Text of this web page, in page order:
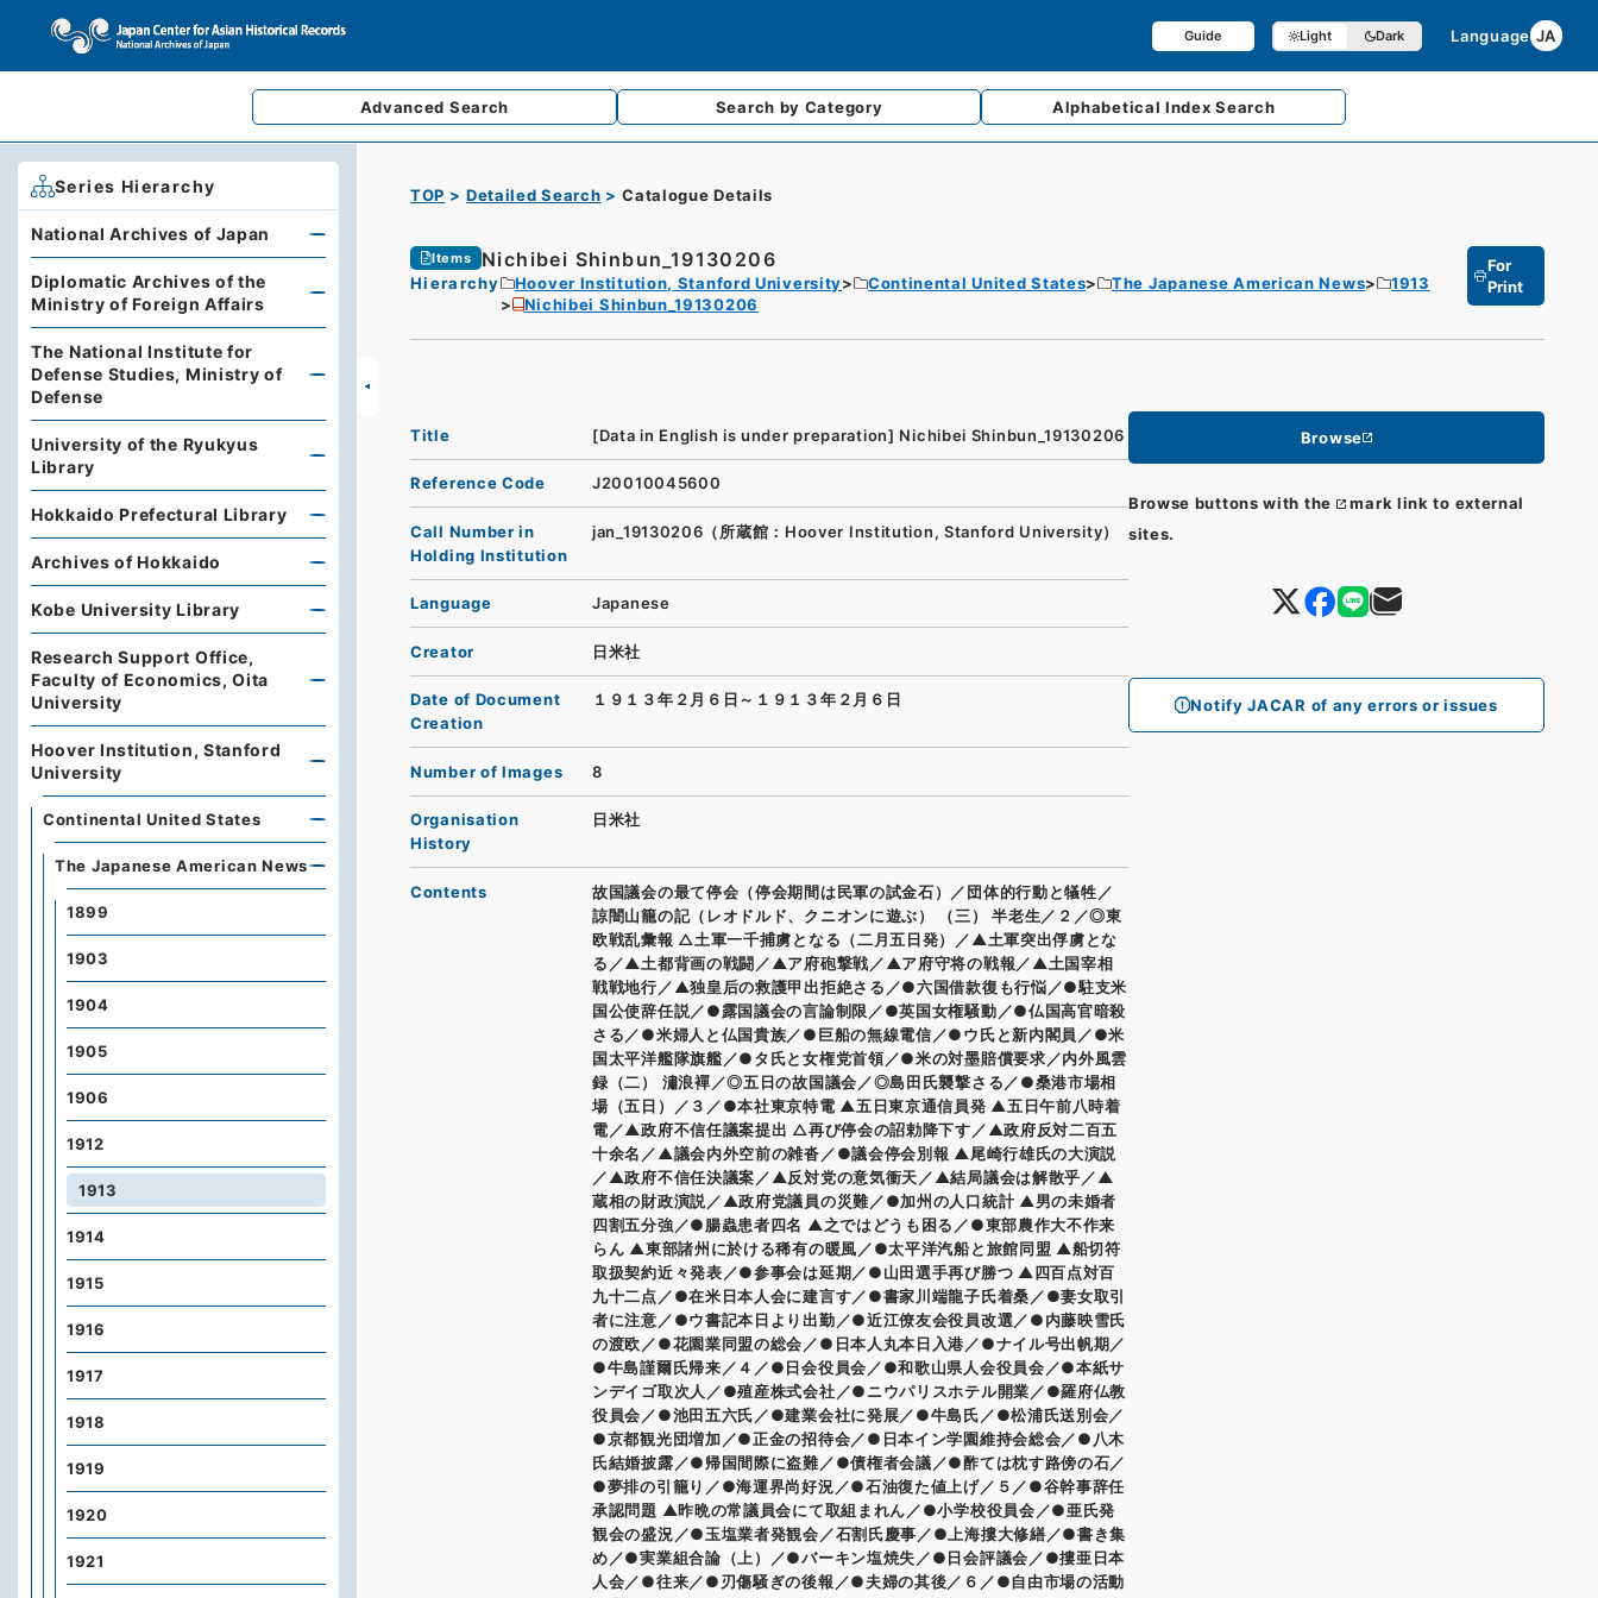
Guide Light Dark Language JA
Advanced Search Search by Category AlphabeticalIndex Search
TOP Detailed Search Catalogue Details
Items Nichibei Shinbun_19130206
Hierarchy Hoover Institution, Stanford University Continental United States The Japanese American News
1913
Nichibei Shinbun_19130206
For
Print
Browse
Browse buttons with the
mark link to external
sites.
Notify JACAR of any errors or issues
Title [Data in English is under preparation] Nichibei Shinbun_19130206
Reference Code J20010045600
Call Number in
Holding Institution
jan_19130206（所蔵館：Hoover Institution, Stanford University）
Language Japanese
Creator 日米社
Date of Document
Creation
１９１３年２月６日～１９１３年２月６日
Number of Images 8
Organisation
History
日米社
Contents
故国議会の最て停会（停会期間は民軍の試金石）／団体的行動と犠牲／
諒闇山籠の記（レオドルド、クニオンに遊ぶ） （三） 半老生／２／◎東
欧戦乱彙報 △土軍一千捕虜となる（二月五日発）／▲土軍突出俘虜とな
る／▲土都背画の戦闘／▲ア府砲撃戦／▲ア府守将の戦報／▲土国宰相
戦戦地行／▲独皇后の救護甲出拒絶さる／●六国借款復も行悩／●駐支米
国公使辞任説／●露国議会の言論制限／●英国女権騒動／●仏国高官暗殺
さる／●米婦人と仏国貴族／●巨船の無線電信／●ウ氏と新内閣員／●米
国太平洋艦隊旗艦／●タ氏と女権党首領／●米の対墨賠償要求／内外風雲
録（二） 潚浪襌／◎五日の故国議会／◎島田氏襲撃さる／●桑港市場相
場（五日）／３／●本社東京特電 ▲五日東京通信員発 ▲五日午前八時着
電／▲政府不信任議案提出 △再び停会の詔勅降下す／▲政府反対二百五
十余名／▲議会内外空前の雑沓／●議会停会別報 ▲尾崎行雄氏の大演説
／▲政府不信任決議案／▲反対党の意気衝天／▲結局議会は解散乎／▲
蔵相の財政演説／▲政府党議員の災難／●加州の人口統計 ▲男の未婚者
四割五分強／●腸蟲患者四名 ▲之ではどうも困る／●東部農作大不作来
らん ▲東部諸州に於ける稀有の暖風／●太平洋汽船と旅館同盟 ▲船切符
取扱契約近々発表／●参事会は延期／●山田選手再び勝つ ▲四百点対百
九十二点／●在米日本人会に建言す／●書家川端龍子氏着桑／●妻女取引
者に注意／●ウ書記本日より出勤／●近江僚友会役員改選／●内藤映雪氏
の渡欧／●花園業同盟の総会／●日本人丸本日入港／●ナイル号出帆期／
●牛島謹爾氏帰来／４／●日会役員会／●和歌山県人会役員会／●本紙サ
ンデイゴ取次人／●殖産株式会社／●ニウパリスホテル開業／●羅府仏教
役員会／●池田五六氏／●建業会社に発展／●牛島氏／●松浦氏送別会／
●京都観光団増加／●正金の招待会／●日本イン学園維持会総会／●八木
氏結婚披露／●帰国間際に盗難／●債権者会議／●酢ては枕す路傍の石／
●夢排の引籠り／●海運界尚好況／●石油復た値上げ／５／●谷幹事辞任
承認問題 ▲昨晩の常議員会にて取組まれん／●小学校役員会／●亜氏発
観会の盛況／●玉塩業者発観会／石割氏慶事／●上海摟大修繕／●書き集
め／●実業組合論（上）／●バーキン塩焼失／●日会評議会／●摟亜日本
人会／●往来／●刃傷騒ぎの後報／●夫婦の其後／６／●自由市場の活動
Series Hierarchy
National Archives of Japan
Diplomatic Archives of the
Ministry of Foreign Affairs
The National Institute for
Defense Studies, Ministry of
Defense
University of the Ryukyus
Library
Hokkaido Prefectural Library
Archives of Hokkaido
Kobe University Library
Research Support Office,
Faculty of Economics, Oita
University
Hoover Institution, Stanford
University
Continental United States
The Japanese American News
1899
1903
1904
1905
1906
1912
1913
1914
1915
1916
1917
1918
1919
1920
1921